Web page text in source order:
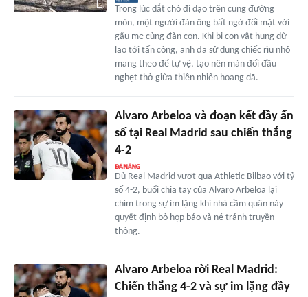
Trong lúc dắt chó đi dạo trên cung đường
mòn, một người đàn ông bất ngờ đối mặt với
gấu mẹ cùng đàn con. Khi bị con vật hung dữ
lao tới tấn công, anh đã sử dụng chiếc rìu nhỏ
mang theo để tự vệ, tạo nên màn đối đầu
nghẹt thở giữa thiên nhiên hoang dã.
Alvaro Arbeloa và đoạn kết đầy ẩn
số tại Real Madrid sau chiến thắng
4-2
Dù Real Madrid vượt qua Athletic Bilbao với tỷ
số 4-2, buổi chia tay của Alvaro Arbeloa lại
chìm trong sự im lặng khi nhà cầm quân này
quyết định bỏ họp báo và né tránh truyền
thông.
Alvaro Arbeloa rời Real Madrid:
Chiến thắng 4-2 và sự im lặng đầy